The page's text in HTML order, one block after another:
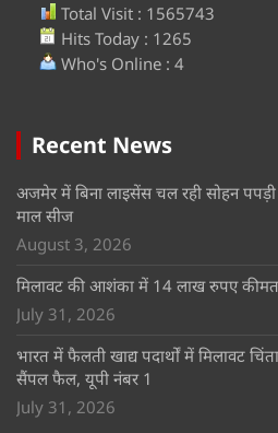
Total Visit : 1565743
Hits Today : 1265
Who's Online : 4
Recent News
अजमेर में बिना लाइसेंस चल रही सोहन पपड़ी
माल सीज
August 3, 2026
मिलावट की आशंका में 14 लाख रुपए
July 31, 2026
भारत में फैलती खाद्य पदार्थों में मिलावट
सैंपल फैल, यूपी नंबर 1
July 31, 2026